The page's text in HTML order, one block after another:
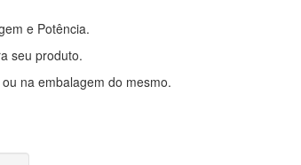
e Potência.
seu produto.
na embalagem do mesmo.